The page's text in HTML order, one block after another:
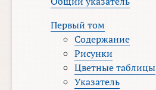
Первый том
Содержание
Рисунки
Цветные таблицы
Указатель